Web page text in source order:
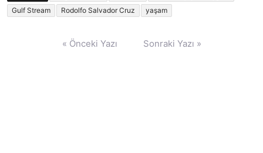
Gulf Stream
Rodolfo Salvador Cruz yaşam
« Önceki Yazı Sonraki Yazı »